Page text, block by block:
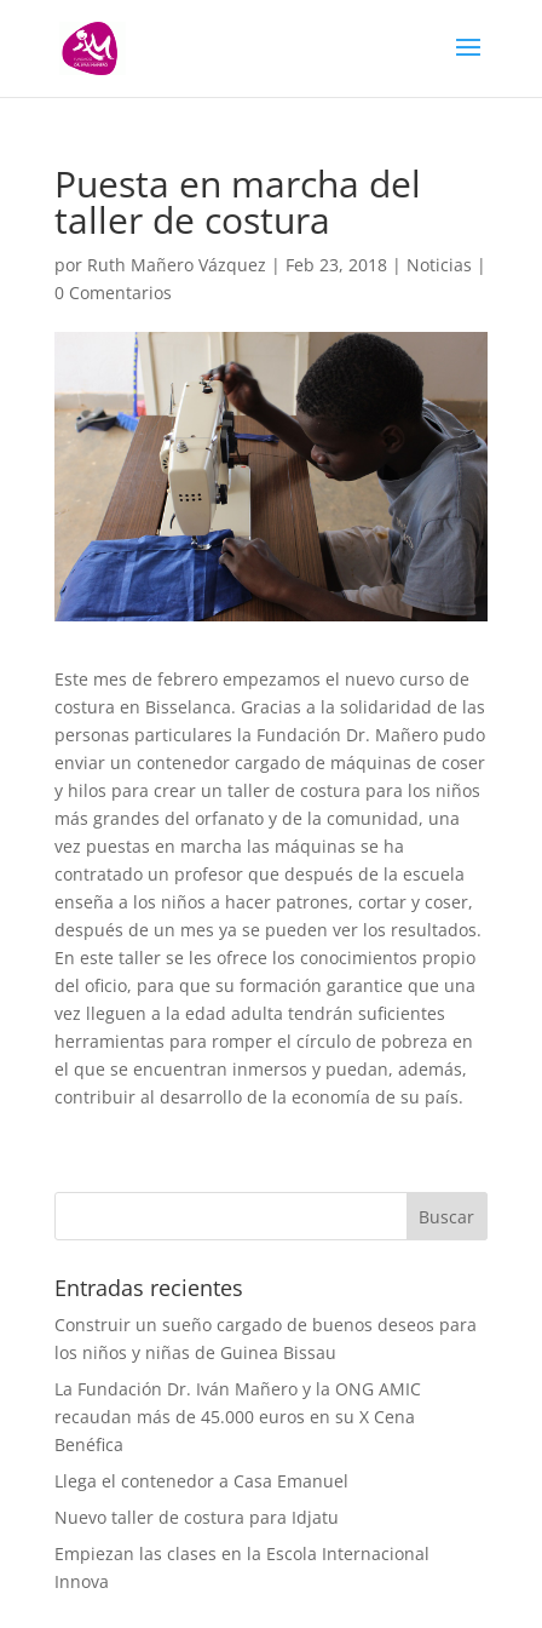
Puesta en marcha del
taller de costura
por Ruth Mañero Vázquez | Feb 23, 2018| Noticias |
0 Comentarios
Este mes de febrero empezamos el nuevo curso de
costura en Bisselanca. Gracias a la solidaridad de las
personas particulares la Fundación Dr. Mañero pudo
enviar un contenedor cargado de máquinas de coser
y hilos para crear un taller de costura para los niños
más grandes del orfanato y de la comunidad, una
vez puestas en marcha las máquinas se ha
contratado un profesor que después de la escuela
enseña a los niños a hacer patrones, cortar y coser,
después de un mes ya se pueden ver los resultados.
En este taller se les ofrece los conocimientos propio
del oficio, para que su formación garantice que una
vez lleguen a la edad adulta tendrán suficientes
herramientas para romper el círculo de pobreza en
el que se encuentran inmersos y puedan, además,
contribuir al desarrollo de la economía de su país.
Entradas recientes
Construir un sueño cargado de buenos deseos para
los niños y niñas de Guinea Bissau
La Fundación Dr. Iván Mañero y la ONG AMIC
recaudan más de 45.000 euros en su X Cena
Benéfica
Llega el contenedor a Casa Emanuel
Nuevo taller de costura para Idjatu
Empiezan las clases en la Escola Internacional
Innova